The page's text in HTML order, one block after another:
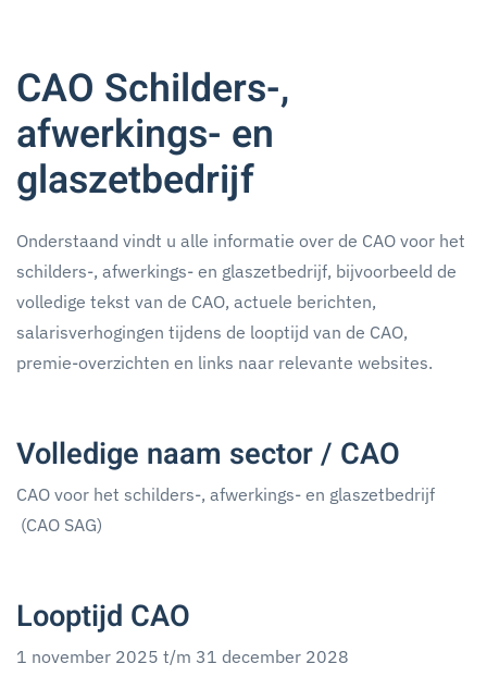
CAO Schilders-,
afwerkings- en
glaszetbedrijf
Onderstaand vindt u alle informatie over de CAO voor het
schilders-, afwerkings- en glaszetbedrijf, bijvoorbeeld de
volledige tekst van de CAO, actuele berichten,
salarisverhogingen tijdens de looptijd van de CAO,
premie-overzichten en links naar relevante websites.
Volledige naam sector / CAO
CAO voor het schilders-, afwerkings- en glaszetbedrijf
(CAO SAG)
Looptijd CAO
1 november 2025 t/m 31 december 2028